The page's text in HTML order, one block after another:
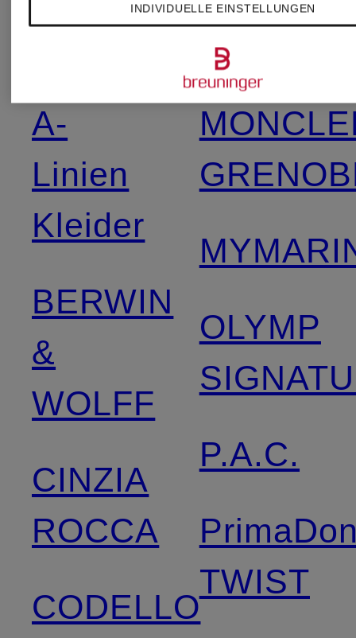
Weitere Marken
A-
Linien
Kleider
BERWIN
&
WOLFF
CINZIA
ROCCA
CODELLO
OLYMP
P.A.C.
TWIST
INDIVIDUELLE EINSTELLUNGEN